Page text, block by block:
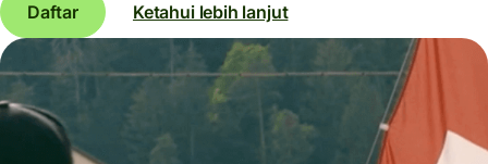
Daftar Ketahui lebih lanjut